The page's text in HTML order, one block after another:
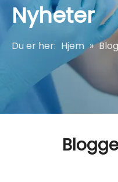
Nyheter
Du er her: Hjem »